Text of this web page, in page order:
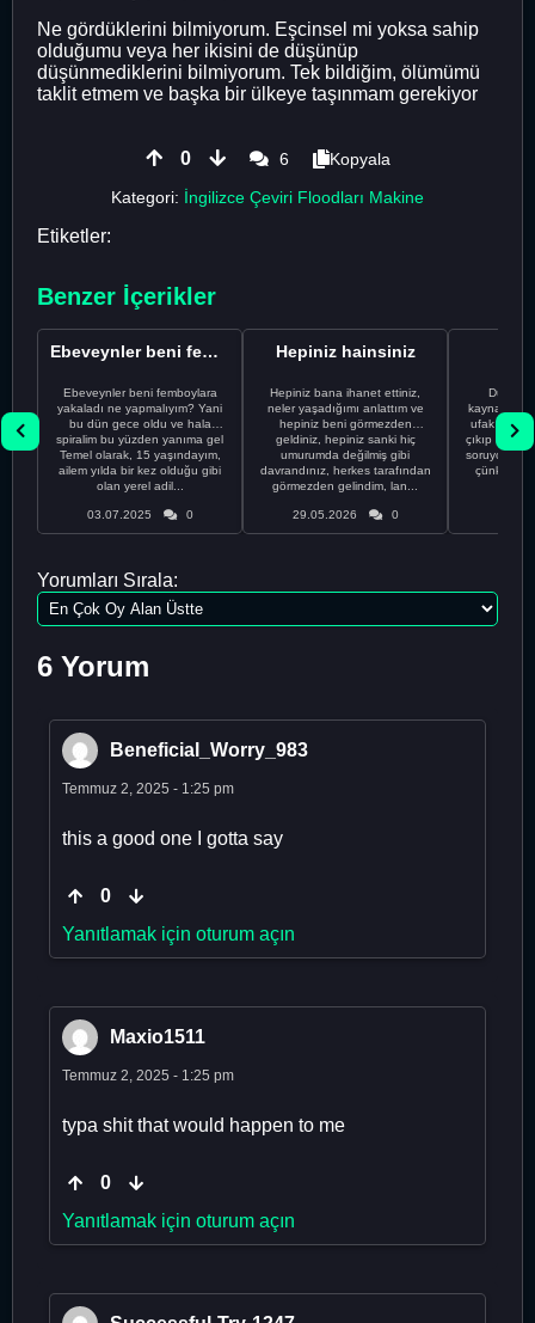
Ne gördüklerini bilmiyorum. Eşcinsel mi yoksa sahip
olduğumu veya her ikisini de düşünüp
düşünmediklerini bilmiyorum. Tek bildiğim, ölümümü
taklit etmem ve başka bir ülkeye taşınmam gerekiyor
0 6
Kopyala
Kategori: İngilizce Çeviri Floodları Makine
Etiketler:
Benzer İçerikler
Ebeveynler beni femboylara yakaladı ne yapmalıyım?
Ebeveynler beni femboylara
yakaladı ne yapmalıyım? Yani
bu dün gece oldu ve hala
spiralim bu yüzden yanıma gel
Temel olarak, 15 yaşındayım,
ailem yılda bir kez olduğu gibi
olan yerel adil...
03.07.2025 0
Hepiniz hainsiniz
Hepiniz bana ihanet ettiniz,
neler yaşadığımı anlattım ve
hepiniz beni görmezden
geldiniz, hepiniz sanki hiç
umurumda değilmiş gibi
davrandınız, herkes tarafından
görmezden gelindim, lan...
29.05.2026 0
Dünün Tarifi
ufak tefek
çıkıp 1994
soruyordu.
çünkü
Yorumları Sırala:
6 Yorum
Beneficial_Worry_983
Temmuz 2, 2025 - 1:25 pm
this a good one I gotta say
0
Yanıtlamak için oturum açın
Maxio1511
Temmuz 2, 2025 - 1:25 pm
typa shit that would happen to me
0
Yanıtlamak için oturum açın